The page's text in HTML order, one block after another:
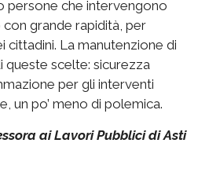
persone che intervengono
grande rapidità, per
cittadini. La manutenzione di
queste scelte: sicurezza
per gli interventi
un po’ meno di polemica.
ai Lavori Pubblici di Asti